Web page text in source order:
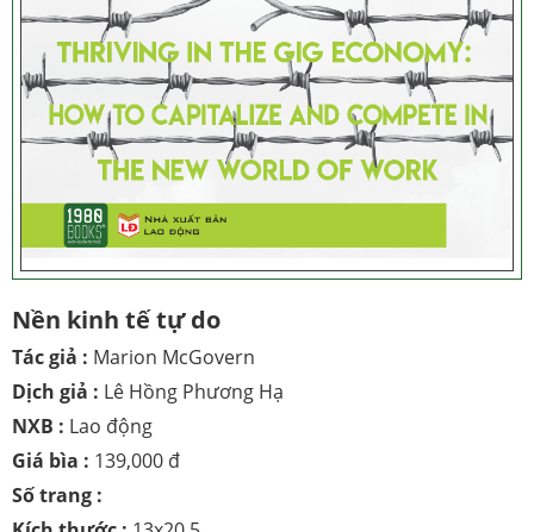
Nền kinh tế tự do
Tác giả : Marion McGovern
Dịch giả : Lê Hồng Phương Hạ
NXB : Lao động
Giá bìa : 139,000 đ
Số trang :